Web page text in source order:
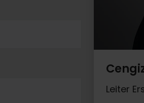
Leiter